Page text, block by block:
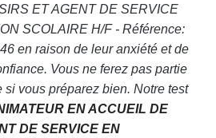
ET AGENT DE SERVICE
SCOLAIRE H/F - Référence:
en raison de leur anxiété et de
Vous ne ferez pas partie
si vous préparez bien. Notre test
EN ACCUEIL DE
DE SERVICE EN